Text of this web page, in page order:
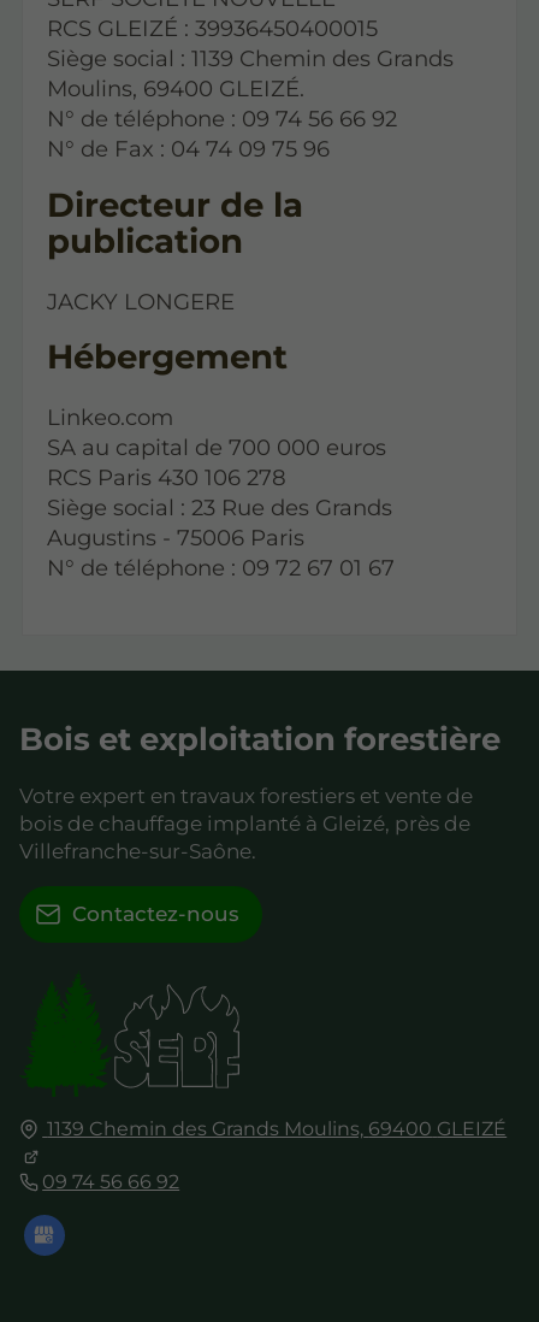
RCS GLEIZÉ : 39936450400015
Siège social : 1139 Chemin des Grands
Moulins, 69400 GLEIZÉ.
N° de téléphone : 09 74 56 66 92
N° de Fax : 04 74 09 75 96
Directeur de la
publication
JACKY LONGERE
Hébergement
Linkeo.com
SA au capital de 700 000 euros
RCS Paris 430 106 278
Siège social : 23 Rue des Grands
Augustins - 75006 Paris
N° de téléphone : 09 72 67 01 67
1139 Chemin des Grands Moulins, 69400 GLEIZÉ
09 74 56 66 92
Bois et exploitation forestière
Votre expert en travaux forestiers et vente de
bois de chauffage implanté à Gleizé, près de
Villefranche-sur-Saône.
Contactez-nous